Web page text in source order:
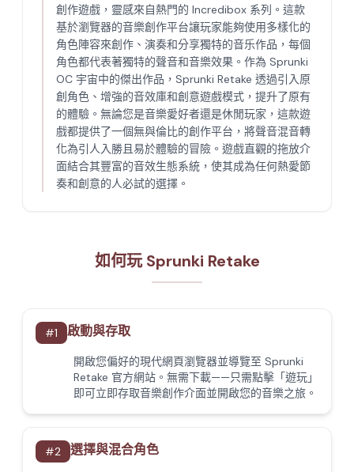
創作遊戲，靈感來自熱門的 Incredibox 系列。這款
基於瀏覽器的音樂創作平台讓玩家能夠使用多樣化的
角色陣容來創作、演奏和分享獨特的音乐作品，每個
角色都代表著獨特的聲音和音樂效果。作為 Sprunki
OC 宇宙中的傑出作品，Sprunki Retake 透過引入原
創角色、增強的音效庫和創意遊戲模式，提升了原有
的體驗。無論您是音樂愛好者還是休閒玩家，這款遊
戲都提供了一個無與倫比的創作平台，將聲音混音轉
化為引人入勝且易於體驗的冒險。遊戲直觀的拖放介
面結合其豐富的音效生態系統，使其成為任何熱愛節
奏和創意的人必試的選擇。
如何玩 Sprunki Retake
#1 啟動與存取
開啟您偏好的現代網頁瀏覽器並導覽至 Sprunki
Retake 官方網站。無需下載——只需點擊「遊玩」
即可立即存取音樂創作介面並開啟您的音樂之旅。
#2 選擇與混合角色